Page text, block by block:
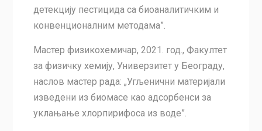
детекцију пестицида са биоаналитичким и
конвенционалним методама”.
Мастер физикохемичар, 2021. год., Факултет
за физичку хемију, Универзитет у Београду,
наслов мастер рада: „Угљенични материјали
изведени из биомасе као адсорбенси за
уклањање хлорпирифоса из воде”.